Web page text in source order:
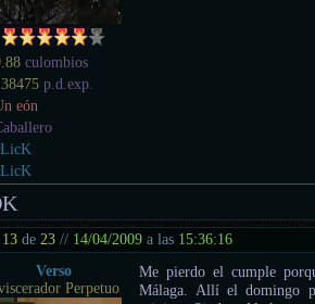
culombios
p.d.exp.
eón
13 de23 // 14/04/2009 a las 15:36:16
Verso
Perpetuo
Me pierdo el cumple
Málaga. Allí el domingo